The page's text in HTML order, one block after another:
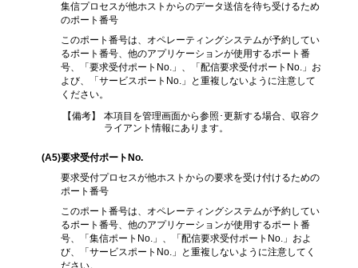
集信プロセスが他ホストからのデータ送信を待ち受けるため
のポート番号
このポート番号は、オペレーティングシステムが予約してい
るポート番号、他のアプリケーションが使用するポート番
号、「要求受付ポートNo.」、「配信要求受付ポートNo.」お
よび、「サービスポートNo.」と重複しないように注意して
ください。
【備考】
本項目を管理画面から参照･更新する場合、収容ク
ライアント情報にあります。
(A5)要求受付ポートNo.
要求受付プロセスが他ホストからの要求を受け付けるための
ポート番号
このポート番号は、オペレーティングシステムが予約してい
るポート番号、他のアプリケーションが使用するポート番
号、「集信ポートNo.」、「配信要求受付ポートNo.」およ
び、「サービスポートNo.」と重複しないように注意してく
ださい。